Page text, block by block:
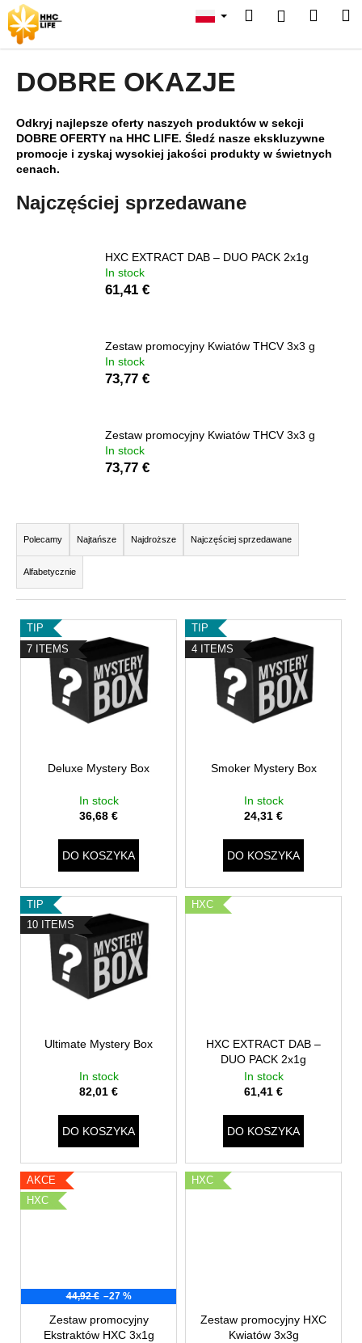
Przejść
do
treści
SzukajZaloguj
się
DOBRE OKAZJE
Odkryj najlepsze oferty naszych produktów w sekcji
DOBRE OFERTY na HHC LIFE. Śledź nasze ekskluzywne
promocje i zyskaj wysokiej jakości produkty w świetnych
cenach.
Najczęściej sprzedawane
HXC EXTRACT DAB – DUO PACK 2x1g
In stock
61,41 €
Zestaw promocyjny Kwiatów THCV 3x3 g
In stock
73,77 €
Zestaw promocyjny Kwiatów THCV 3x3 g
In stock
73,77 €
S
o
r
t
o
w
a
w
Polecamy Najtańsze Najdroższe Najczęściej sprzedawane
Alfabetycznie
L
i
w
TIP
7 ITEMS
Deluxe Mystery Box
In stock
36,68 €
DO KOSZYKA
TIP
4 ITEMS
Smoker Mystery Box
In stock
24,31 €
DO KOSZYKA
TIP
10 ITEMS
Ultimate Mystery Box
In stock
82,01 €
DO KOSZYKA
HXC
HXC EXTRACT DAB –
DUO PACK 2x1g
In stock
61,41 €
DO KOSZYKA
AKCE
HXC
44,92 € –27 %
Zestaw promocyjny
Ekstraktów HXC 3x1g
HXC
Zestaw promocyjny HXC
Kwiatów 3x3g
K
o
s
C
e
g
o
s
z
l
e
m
y